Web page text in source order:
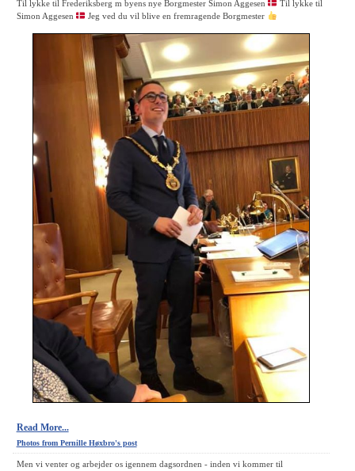
Til lykke til Frederiksberg m byens nye Borgmester Simon Aggesen
Til lykke til
Simon Aggesen
Jeg ved du vil blive en fremragende Borgmester
Read More...
Photos from Pernille Høxbro's post
Men vi venter og arbejder os igennem dagsordnen - inden vi kommer til